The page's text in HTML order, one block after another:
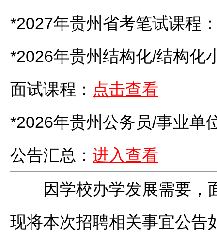
*2027年贵州省考笔试课程
*2026年贵州结构化/结构化
面试课程： 点击查看
*2026年贵州公务员/事业单
公告汇总： 进入查看
因学校办学发展需要，
现将本次招聘相关事宜公告